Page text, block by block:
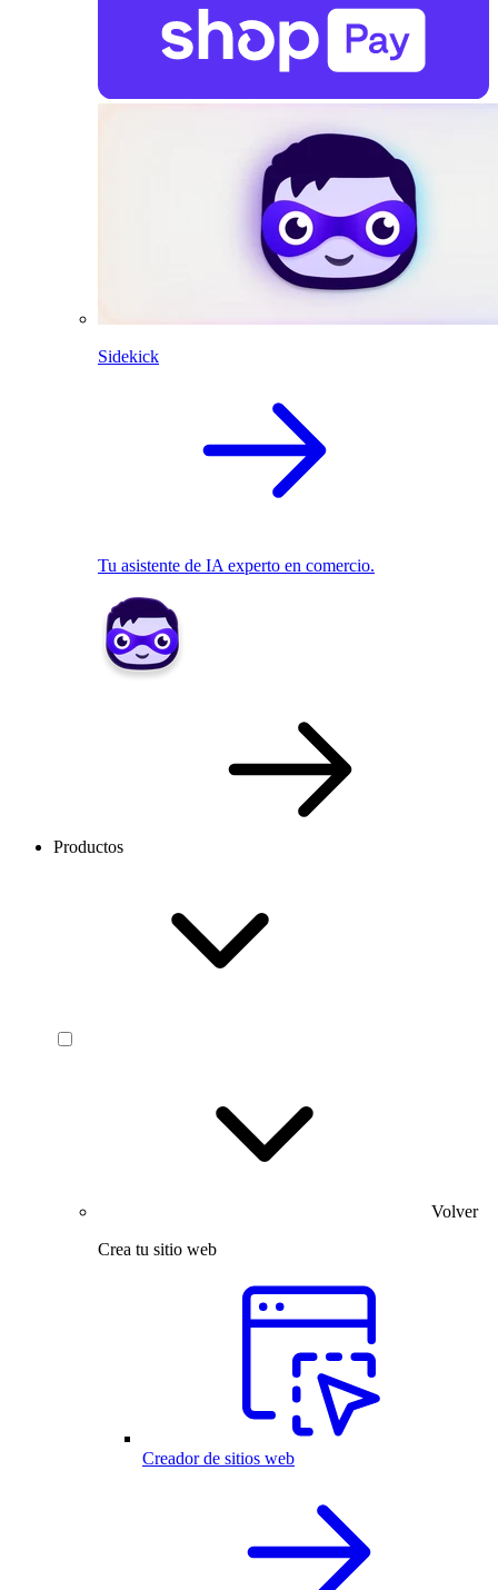
Sidekick
Tu asistente de IA experto en comercio.
Productos
Volver
Crea tu sitio web
Creador de sitios web